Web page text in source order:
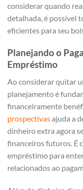
considerar quando
detalhada, é possível
eficientes para seu
Planejando o
Empréstimo
Ao considerar quitar
planejamento é
financeiramente
prospectivasajuda a
dinheiro extra agora
financeiros futuros. É
empréstimo para
relacionados ao